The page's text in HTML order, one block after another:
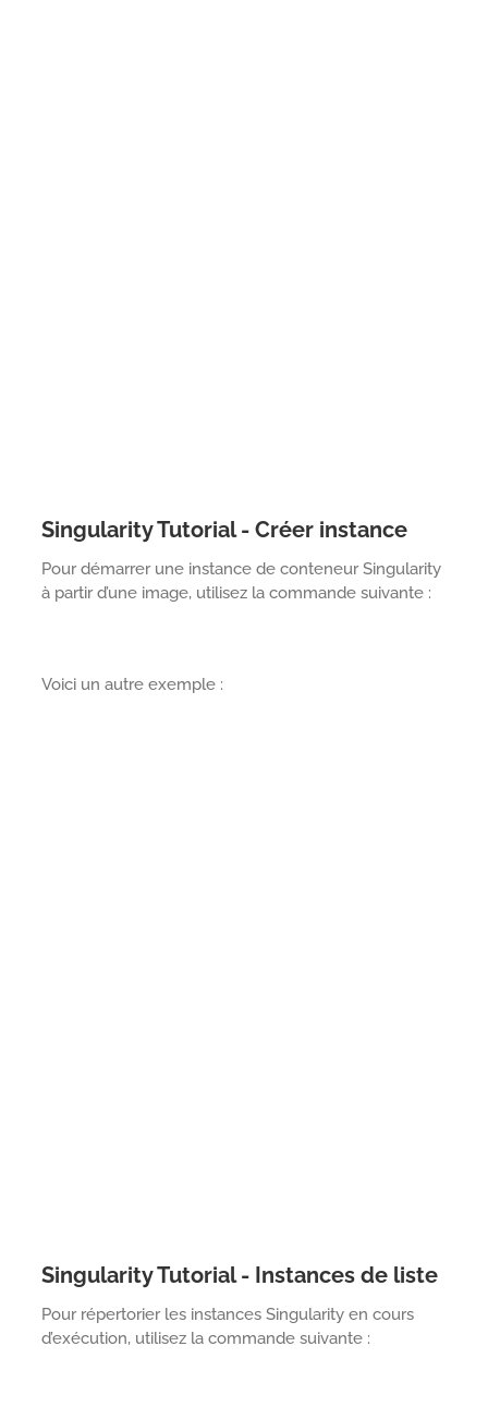
Singularity Tutorial - Créer instance
Pour démarrer une instance de conteneur Singularity
à partir d’une image, utilisez la commande suivante :
Voici un autre exemple :
Singularity Tutorial - Instances de liste
Pour répertorier les instances Singularity en cours
d’exécution, utilisez la commande suivante :